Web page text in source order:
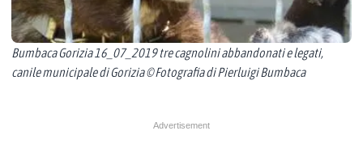
Bumbaca Gorizia 16_07_2019 tre cagnolini abbandonati e legati,
canile municipale di Gorizia © Fotografia di Pierluigi Bumbaca